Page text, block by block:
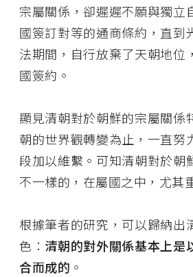
宗屬關係，卻遲遲不願與獨立
國簽訂對等的通商條約，直到
法期間，自行放棄了天朝地位
國簽約。
顯見清朝對於朝鮮的宗屬關係
朝的世界觀轉變為止，一直努
段加以維繫。可知清朝對於朝
不一樣的，在屬國之中，尤其
根據筆者的研究，可以歸納出
色： 清朝的對外關係基本上是
合而成的 。